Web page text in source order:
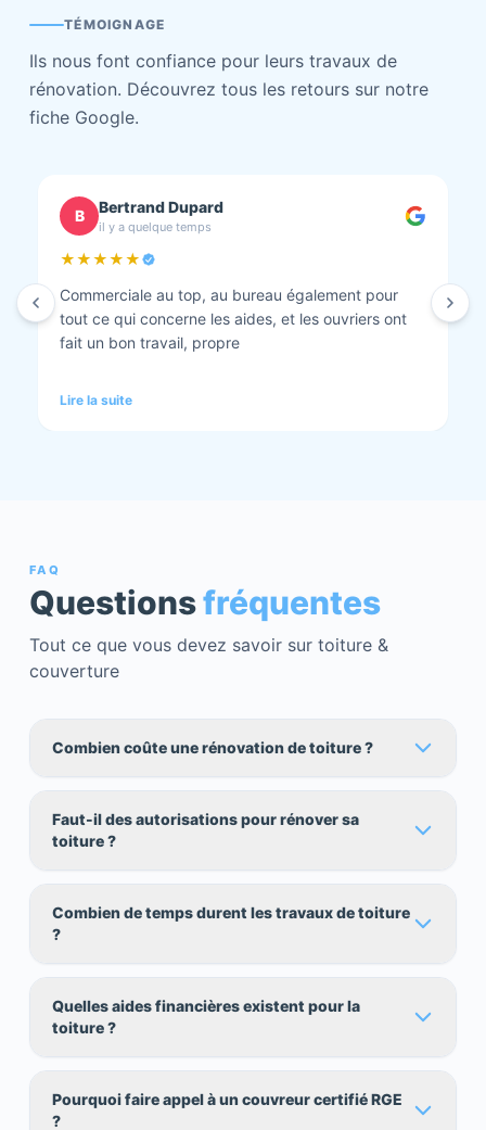
TÉMOIGNAGE
Ils nous font confiance pour leurs travaux de
rénovation. Découvrez tous les retours sur notre
fiche Google.
C chantal BOURBONNAIS
il y a quelque temps
★★★★★
Isolation combles et rénovation façade réalisés.
Travaux bien faits. Personnel au top minutieux et
tout est nickel quand ils ont finis. Vous pouvez y
Lire la suite
FAQ
Questionsfréquentes
Tout ce que vous devez savoir sur toiture &
couverture
Combien coûte une rénovation de toiture ?
Faut-il des autorisations pour rénover sa
toiture ?
Combien de temps durent les travaux de toiture
?
Quelles aides financières existent pour la
toiture ?
Pourquoi faire appel à un couvreur certifié RGE
?